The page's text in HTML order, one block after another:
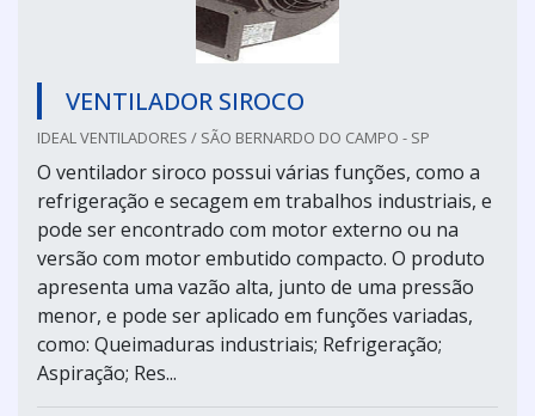
VENTILADOR SIROCO
IDEAL VENTILADORES / SÃO BERNARDO DO CAMPO - SP
O ventilador siroco possui várias funções, como a
refrigeração e secagem em trabalhos industriais, e
pode ser encontrado com motor externo ou na
versão com motor embutido compacto. O produto
apresenta uma vazão alta, junto de uma pressão
menor, e pode ser aplicado em funções variadas,
como: Queimaduras industriais; Refrigeração;
Aspiração; Res...